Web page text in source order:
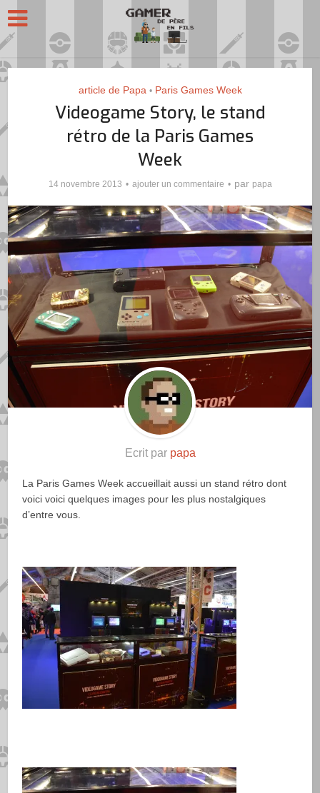
article de Papa • Paris Games Week
Videogame Story, le stand
rétro de la Paris Games
Week
14 novembre 2013 ajouter un commentaire par papa
Ecrit par papa
La Paris Games Week accueillait aussi un stand rétro dont
voici voici quelques images pour les plus nostalgiques
d’entre vous.